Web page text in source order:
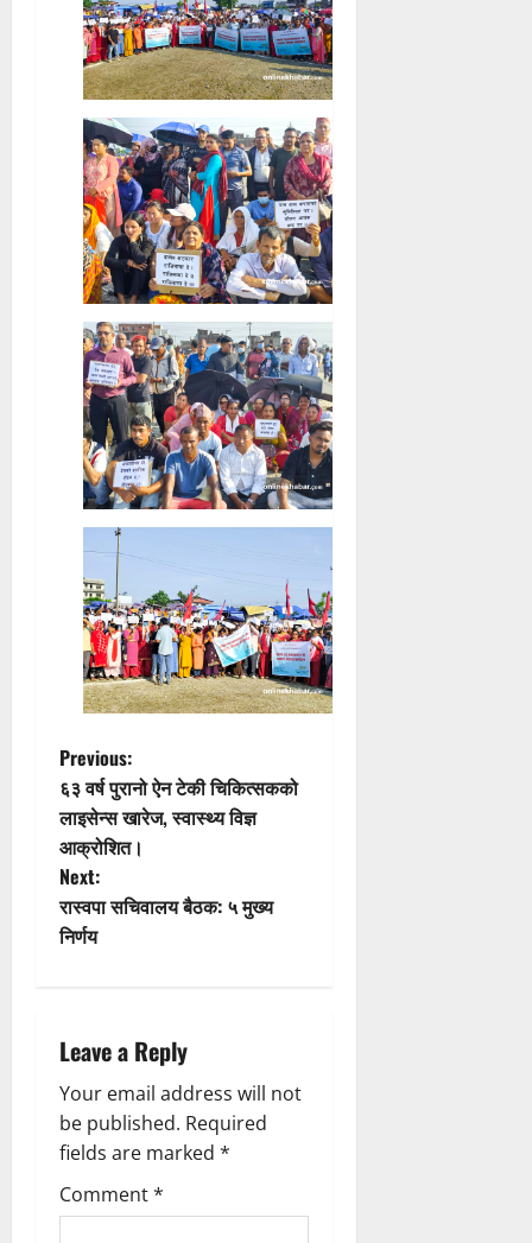
P
o
s
t
v
i
g
a
Previous:
६३ वर्ष पुरानो ऐन टेकी चिकित्सकको
लाइसेन्स खारेज, स्वास्थ्य विज्ञ
आक्रोशित।
Next:
रास्वपा सचिवालय बैठक: ५ मुख्य
निर्णय
Leave a Reply
Your email address will not
be published. Required
fields are marked *
Comment*